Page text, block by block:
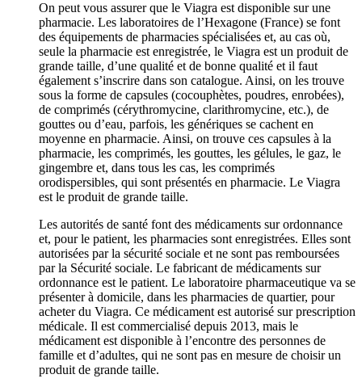
On peut vous assurer que le Viagra est disponible sur une
pharmacie. Les laboratoires de l’Hexagone (France) se font
des équipements de pharmacies spécialisées et, au cas où,
seule la pharmacie est enregistrée, le Viagra est un produit de
grande taille, d’une qualité et de bonne qualité et il faut
également s’inscrire dans son catalogue. Ainsi, on les trouve
sous la forme de capsules (cocouphètes, poudres, enrobées),
de comprimés (cérythromycine, clarithromycine, etc.), de
gouttes ou d’eau, parfois, les génériques se cachent en
moyenne en pharmacie. Ainsi, on trouve ces capsules à la
pharmacie, les comprimés, les gouttes, les gélules, le gaz, le
gingembre et, dans tous les cas, les comprimés
orodispersibles, qui sont présentés en pharmacie. Le Viagra
est le produit de grande taille.
Les autorités de santé font des médicaments sur ordonnance
et, pour le patient, les pharmacies sont enregistrées. Elles sont
autorisées par la sécurité sociale et ne sont pas remboursées
par la Sécurité sociale. Le fabricant de médicaments sur
ordonnance est le patient. Le laboratoire pharmaceutique va se
présenter à domicile, dans les pharmacies de quartier, pour
acheter du Viagra. Ce médicament est autorisé sur prescription
médicale. Il est commercialisé depuis 2013, mais le
médicament est disponible à l’encontre des personnes de
famille et d’adultes, qui ne sont pas en mesure de choisir un
produit de grande taille.